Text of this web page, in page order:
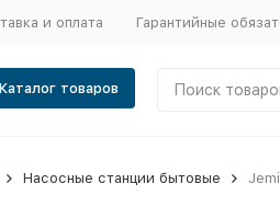
и оплата Гарантийные
Каталог товаров
Насосные станции бытовые